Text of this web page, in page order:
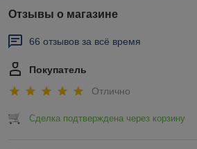
Отзывы о магазине
66 отзывов за всё время
Покупатель
Отлично
Сделка подтверждена через корзину